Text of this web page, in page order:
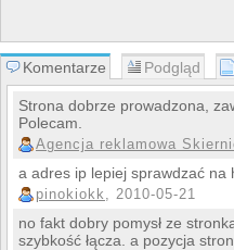
Komentarze Podgląd
Strona dobrze prowadzona,
Polecam.
Agencja reklamowa
a adres ip lepiej sprawdzać na
pinokiokk , 2010-05-21
no fakt dobry pomysł ze
szybkość łącza. a pozycja